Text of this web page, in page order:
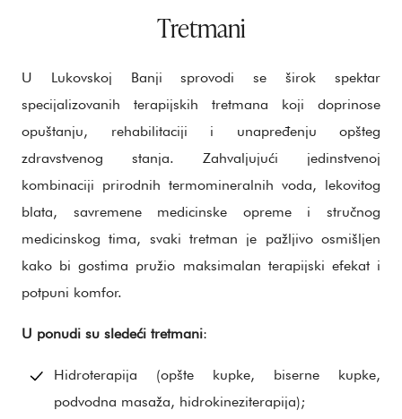
Tretmani
U Lukovskoj Banji sprovodi se širok spektar
specijalizovanih terapijskih tretmana koji doprinose
opuštanju, rehabilitaciji i unapređenju opšteg
zdravstvenog stanja. Zahvaljujući jedinstvenoj
kombinaciji prirodnih termomineralnih voda, lekovitog
blata, savremene medicinske opreme i stručnog
medicinskog tima, svaki tretman je pažljivo osmišljen
kako bi gostima pružio maksimalan terapijski efekat i
potpuni komfor.
U ponudi su sledeći tretmani:
Hidroterapija (opšte kupke, biserne kupke,
podvodna masaža, hidrokineziterapija);